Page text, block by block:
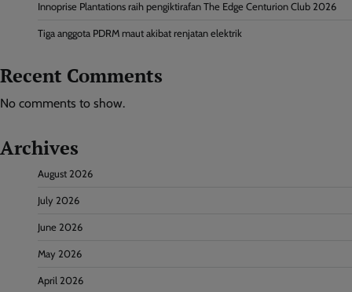
Innoprise Plantations raih pengiktirafan The Edge Centurion Club 2026
Tiga anggota PDRM maut akibat renjatan elektrik
Recent Comments
No comments to show.
Archives
August 2026
July 2026
June 2026
May 2026
April 2026